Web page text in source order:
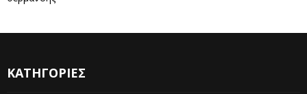
ΚΑΤΗΓΟΡΙΕΣ